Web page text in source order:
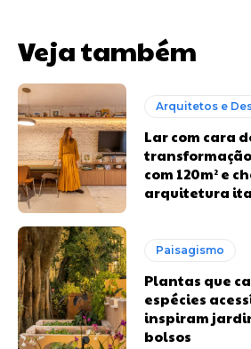
Veja também
Arquitetos e
Lar com cara
com 120m² e
arquitetura
Paisagismo
Plantas que
espécies
inspiram
bolsos